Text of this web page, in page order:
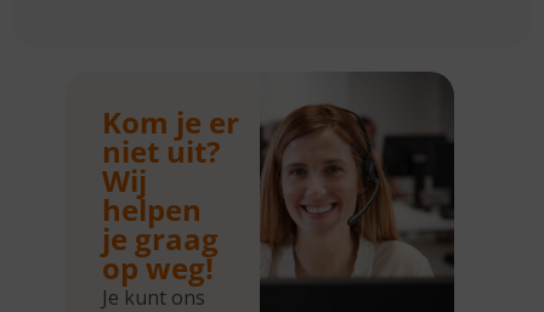
Kom je er
niet uit?
Wij
helpen
je graag
op weg!
Je kunt ons